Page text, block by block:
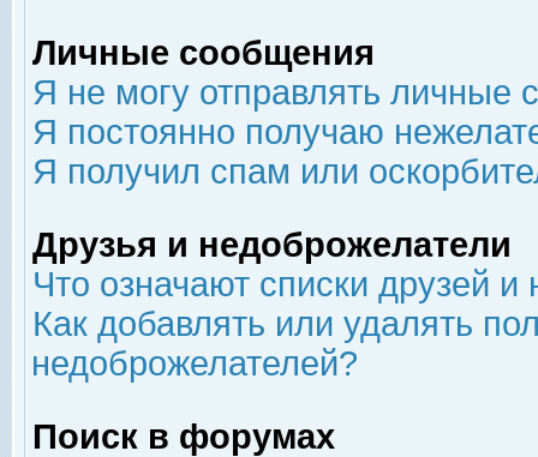
Личные сообщения
Я не могу отправлять личные
Я постоянно получаю
Я получил спам или
Друзья и недоброжелатели
Что означают списки друзей
Как добавлять или удалять
недоброжелателей?
Поиск в форумах